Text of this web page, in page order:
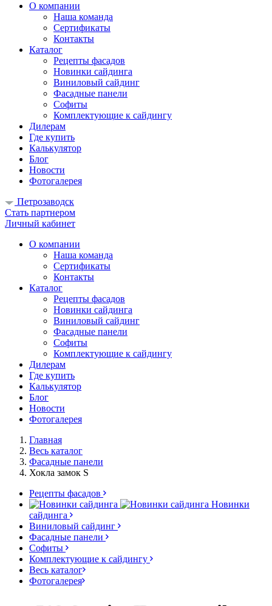
О компании
Наша команда
Сертификаты
Контакты
Каталог
Рецепты фасадов
Новинки сайдинга
Виниловый сайдинг
Фасадные панели
Софиты
Комплектующие к сайдингу
Дилерам
Где купить
Калькулятор
Блог
Новости
Фотогалерея
Петрозаводск
Стать партнером
Личный кабинет
О компании
Наша команда
Сертификаты
Контакты
Каталог
Рецепты фасадов
Новинки сайдинга
Виниловый сайдинг
Фасадные панели
Софиты
Комплектующие к сайдингу
Дилерам
Где купить
Калькулятор
Блог
Новости
Фотогалерея
Главная
Весь каталог
Фасадные панели
Хокла замок S
Рецепты фасадов
Новинки
сайдинга
Виниловый сайдинг
Фасадные панели
Софиты
Комплектующие к сайдингу
Весь каталог
Фотогалерея